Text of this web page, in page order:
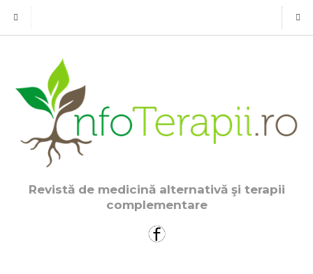
Revistă de medicină alternativă şi terapii
complementare